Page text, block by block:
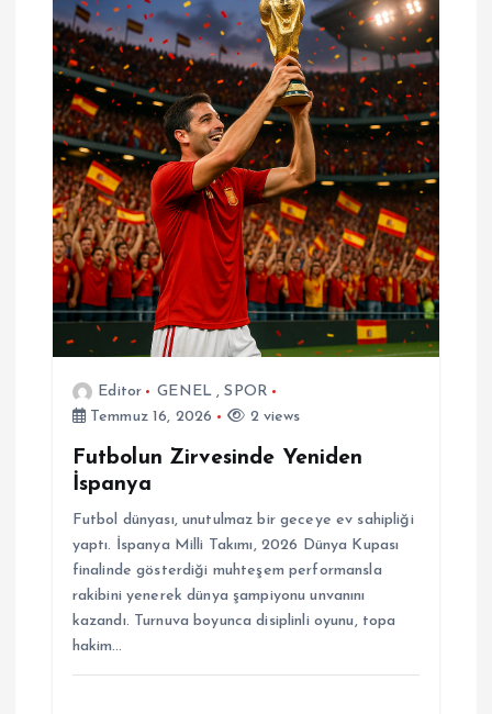
Editor GENEL,SPOR
Temmuz 16, 2026
2 views
Futbolun Zirvesinde Yeniden
İspanya
Futbol dünyası, unutulmaz bir geceye ev sahipliği
yaptı. İspanya Milli Takımı, 2026 Dünya Kupası
finalinde gösterdiği muhteşem performansla
rakibini yenerek dünya şampiyonu unvanını
kazandı. Turnuva boyunca disiplinli oyunu, topa
hakim…